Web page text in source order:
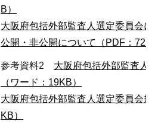
B）
大阪府包括外部監査人選定委員会に
公開・非公開について（PDF：
参考資料2 大阪府包括外部監査人
（ワード：19KB）
大阪府包括外部監査人選定委員会規
KB）